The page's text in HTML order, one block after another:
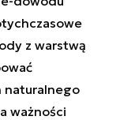
z warstwą
naturalnego
ważności